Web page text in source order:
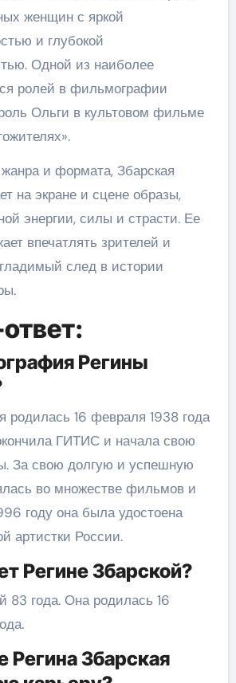
женщин с яркой
и глубокой
Одной из наиболее
ролей в фильмографии
Ольги в культовом фильме
и формата, Збарская
на экране и сцене образы,
энергии, силы и страсти. Ее
впечатлять зрителей и
след в истории
Регины
родилась 16 февраля 1938 года
ГИТИС и начала свою
За свою долгую и успешную
во множестве фильмов и
году она была удостоена
артистки России.
Регине Збарской?
83 года. Она родилась 16
Регина Збарская